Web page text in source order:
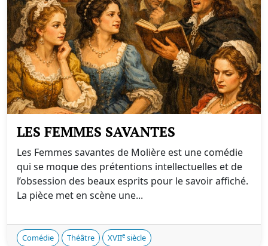
LES FEMMES SAVANTES
Les Femmes savantes de Molière est une comédie
qui se moque des prétentions intellectuelles et de
l’obsession des beaux esprits pour le savoir affiché.
La pièce met en scène une...
Comédie Théâtre XVIIe siècle